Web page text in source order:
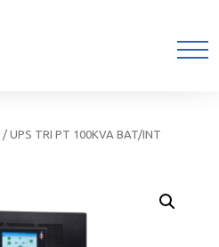
/ UPS TRI PT 100KVA BAT/INT